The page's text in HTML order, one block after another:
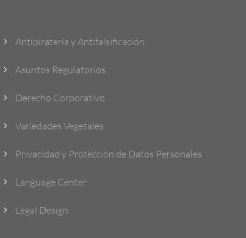
5 Antipiratería y Antifalsificación
5 Asuntos Regulatorios
5 Derecho Corporativo
5 Variedades Vegetales
5 Privacidad y Protección de Datos Personales
5 Language Center
5 Legal Design